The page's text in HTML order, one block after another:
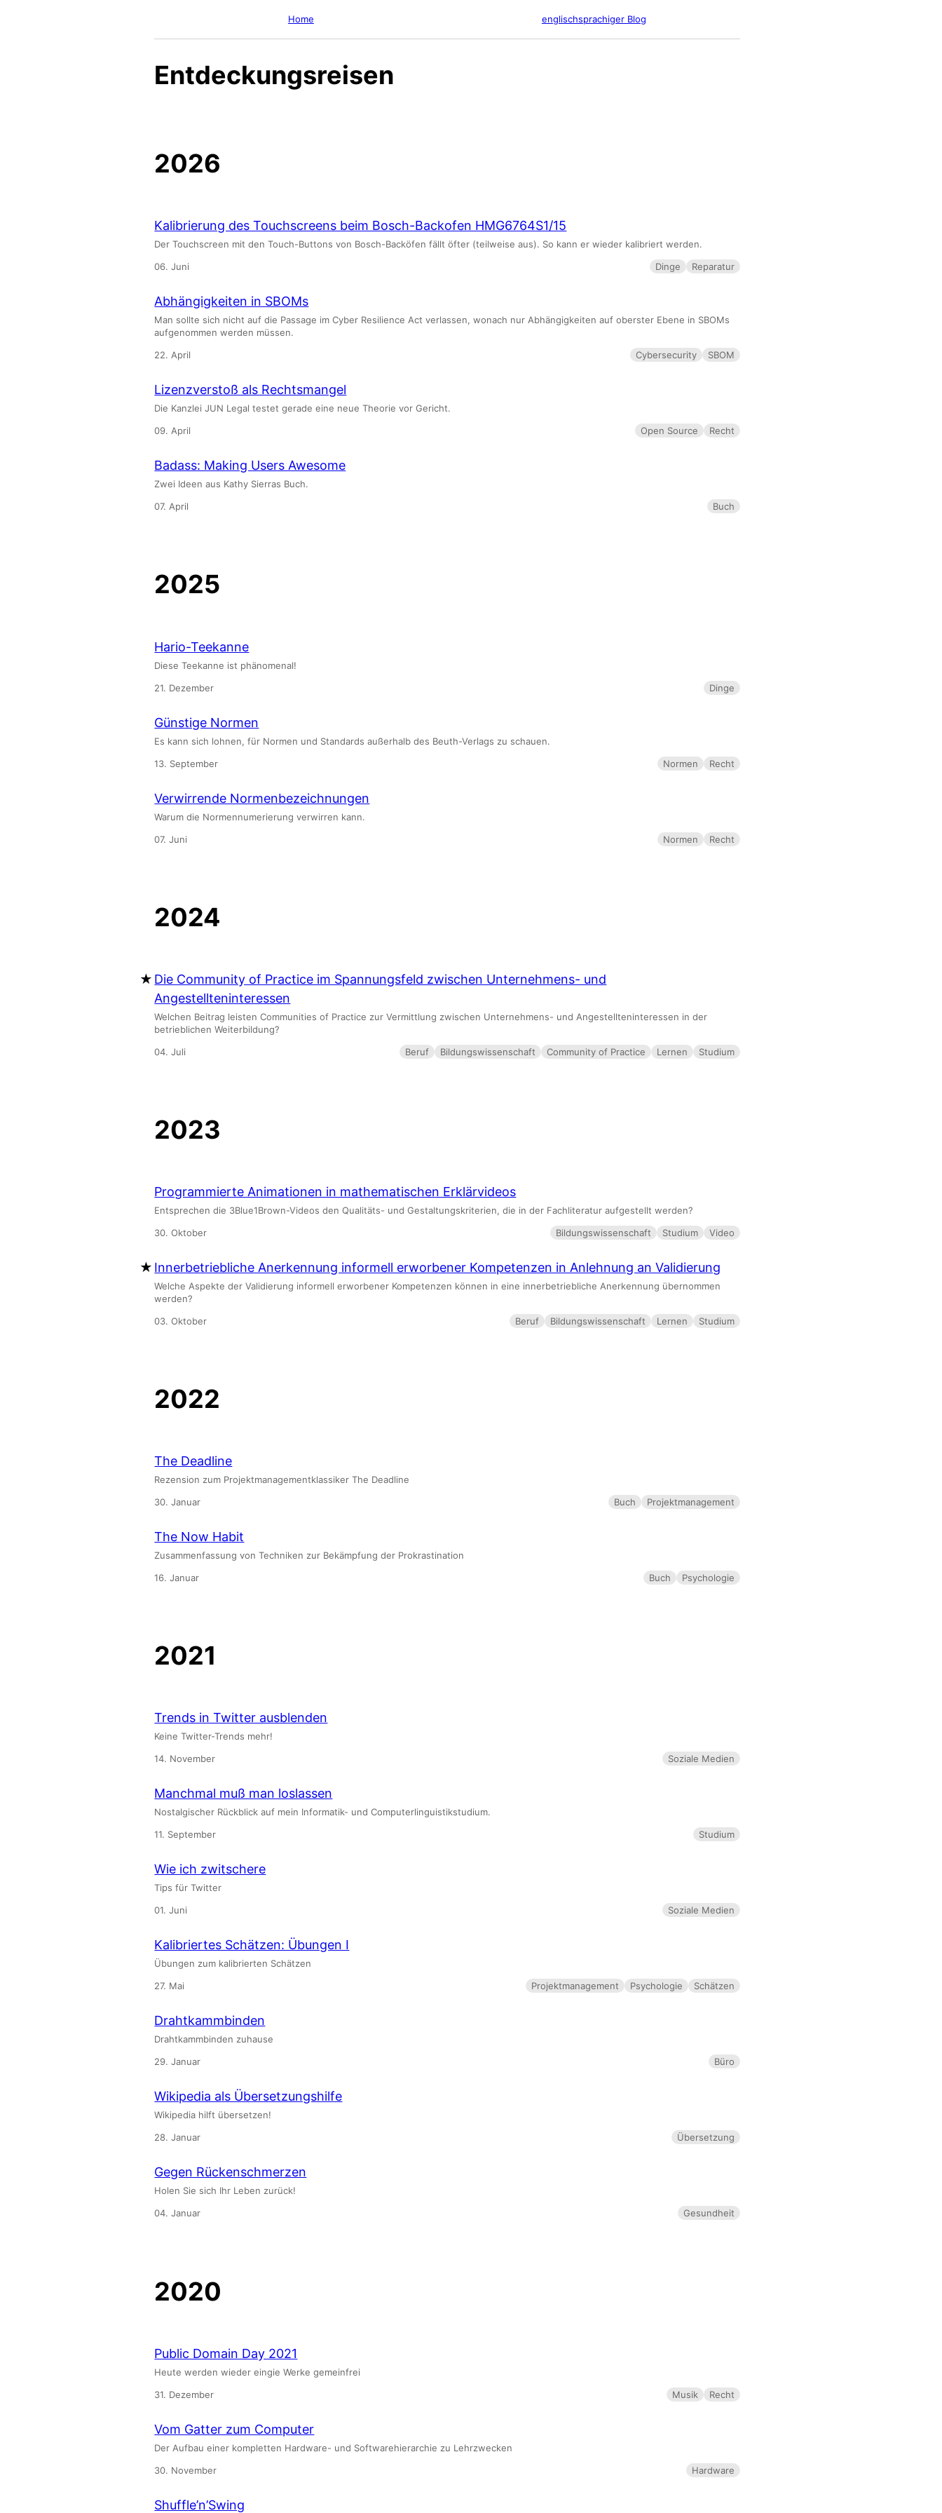
Home englischsprachiger Blog
Entdeckungsreisen
2026
Kalibrierung des Touchscreens beim Bosch-Backofen HMG6764S1/15
Der Touchscreen mit den Touch-Buttons von Bosch-Backöfen fällt öfter (teilweise aus). So kann er wieder kalibriert werden.
06. Juni
Dinge Reparatur
Abhängigkeiten in SBOMs
Man sollte sich nicht auf die Passage im Cyber Resilience Act verlassen, wonach nur Abhängigkeiten auf oberster Ebene in SBOMs
aufgenommen werden müssen.
22. April
Cybersecurity SBOM
Lizenzverstoß als Rechtsmangel
Die Kanzlei JUN Legal testet gerade eine neue Theorie vor Gericht.
09. April
Open Source Recht
Badass: Making Users Awesome
Zwei Ideen aus Kathy Sierras Buch.
07. April
Buch
2025
Hario-Teekanne
Diese Teekanne ist phänomenal!
21. Dezember
Dinge
Günstige Normen
Es kann sich lohnen, für Normen und Standards außerhalb des Beuth-Verlags zu schauen.
13. September
Normen Recht
Verwirrende Normenbezeichnungen
Warum die Normennumerierung verwirren kann.
07. Juni
Normen Recht
2024
Die Community of Practice im Spannungsfeld zwischen Unternehmens- und
Angestellteninteressen
Welchen Beitrag leisten Communities of Practice zur Vermittlung zwischen Unternehmens- und Angestellteninteressen in der
betrieblichen Weiterbildung?
04. Juli
Beruf Bildungswissenschaft Community of Practice Lernen Studium
2023
Programmierte Animationen in mathematischen Erklärvideos
Entsprechen die 3Blue1Brown-Videos den Qualitäts- und Gestaltungskriterien, die in der Fachliteratur aufgestellt werden?
30. Oktober
Bildungswissenschaft Studium Video
Innerbetriebliche Anerkennung informell erworbener Kompetenzen in Anlehnung an Validierung
Welche Aspekte der Validierung informell erworbener Kompetenzen können in eine innerbetriebliche Anerkennung übernommen
werden?
03. Oktober
Beruf Bildungswissenschaft Lernen Studium
2022
The Deadline
Rezension zum Projektmanagementklassiker The Deadline
30. Januar
Buch Projektmanagement
The Now Habit
Zusammenfassung von Techniken zur Bekämpfung der Prokrastination
16. Januar
Buch Psychologie
2021
Trends in Twitter ausblenden
Keine Twitter-Trends mehr!
14. November
Soziale Medien
Manchmal muß man loslassen
Nostalgischer Rückblick auf mein Informatik- und Computerlinguistikstudium.
11. September
Studium
Wie ich zwitschere
Tips für Twitter
01. Juni
Soziale Medien
Kalibriertes Schätzen: Übungen I
Übungen zum kalibrierten Schätzen
27. Mai
Projektmanagement Psychologie Schätzen
Drahtkammbinden
Drahtkammbinden zuhause
29. Januar
Büro
Wikipedia als Übersetzungshilfe
Wikipedia hilft übersetzen!
28. Januar
Übersetzung
Gegen Rückenschmerzen
Holen Sie sich Ihr Leben zurück!
04. Januar
Gesundheit
2020
Public Domain Day 2021
Heute werden wieder eingie Werke gemeinfrei
31. Dezember
Musik Recht
Vom Gatter zum Computer
Der Aufbau einer kompletten Hardware- und Softwarehierarchie zu Lehrzwecken
30. November
Hardware
Shuffle’n’Swing